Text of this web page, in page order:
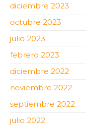
diciembre 2023
octubre 2023
julio 2023
febrero 2023
diciembre 2022
noviembre 2022
septiembre 2022
julio 2022